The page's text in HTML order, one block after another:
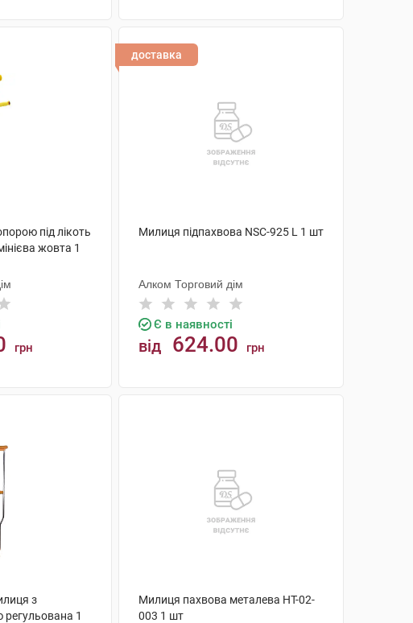
під лікоть
жовта 1
грн
доставка
Милиця підпахвова NSC-925 L 1 шт
Алком Торговий дім
Є в наявності
від 624.00 грн
з
1
Милиця пахвова металева НТ-02-
003 1 шт